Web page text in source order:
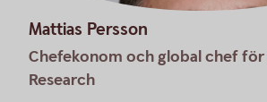
Mattias Persson
Chefekonom och global chef för
Research